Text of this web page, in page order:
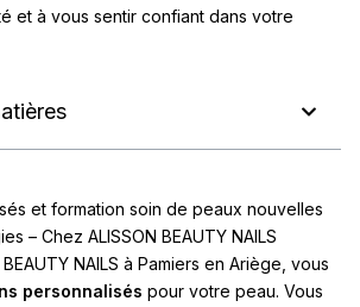
et à vous sentir confiant dans votre
et formation soin de peaux nouvelles
– Chez ALISSON BEAUTY NAILS
NAILS à Pamiers en Ariège, vous
personnalisés pour votre peau. Vous